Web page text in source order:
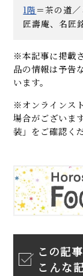
1階 ＝茶の道
匠壽庵、名匠
※本記事に掲載
品の情報は予告
います。
※オンラインス
場合がございま
装」をご確認く
この記
こんな